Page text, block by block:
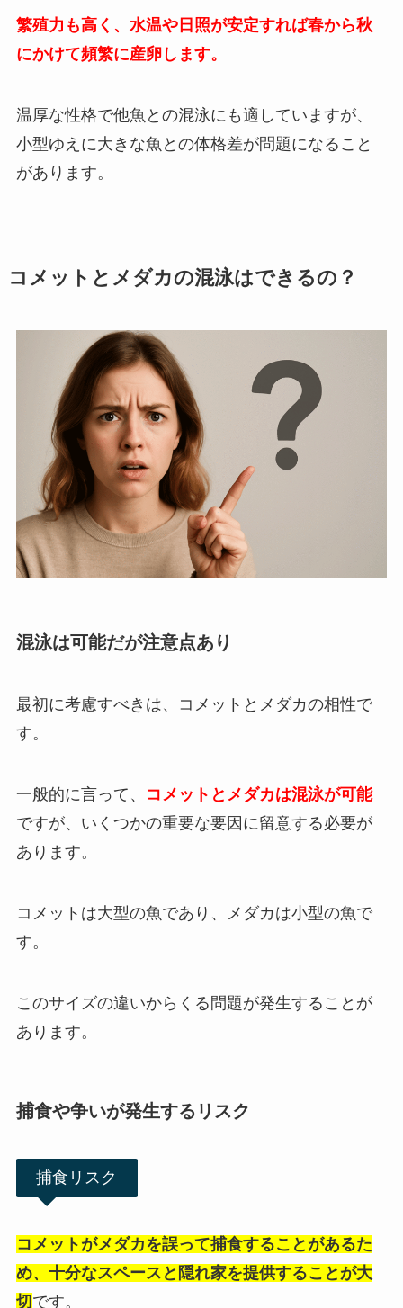
繁殖力も高く、水温や日照が安定すれば春から秋
にかけて頻繁に産卵します。
温厚な性格で他魚との混泳にも適していますが、
小型ゆえに大きな魚との体格差が問題になること
があります。
コメットとメダカの混泳はできるの？
混泳は可能だが注意点あり
最初に考慮すべきは、コメットとメダカの相性で
す。
一般的に言って、
コメットとメダカは混泳が可能
ですが、いくつかの重要な要因に留意する必要が
あります。
コメットは大型の魚であり、メダカは小型の魚で
す。
このサイズの違いからくる問題が発生することが
あります。
捕食や争いが発生するリスク
捕食リスク
コメットがメダカを誤って捕食することがあるた
め、十分なスペースと隠れ家を提供することが大
切です。